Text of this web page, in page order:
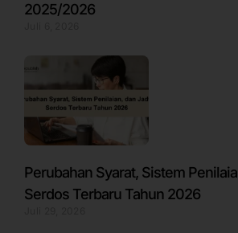
2025/2026
Perubahan Syarat, Sistem
Serdos Terbaru Tahun 2026